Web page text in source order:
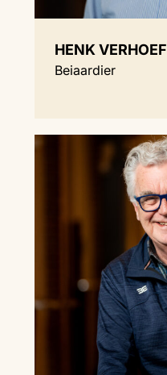
HENK VERHOEF
Beiaardier